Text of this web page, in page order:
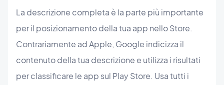
La descrizione completa è la parte più importante
per il posizionamento della tua app nello Store.
Contrariamente ad Apple, Google indicizza il
contenuto della tua descrizione e utilizza i risultati
per classificare le app sul Play Store. Usa tutti i